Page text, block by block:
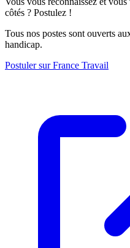
côtés ? Postulez !
Tous nos postes sont ouverts
handicap.
Postuler sur France Travail